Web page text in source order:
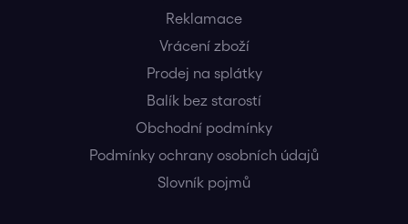
Reklamace
Vrácení zboží
Prodej na splátky
Balík bez starostí
Obchodní podmínky
Podmínky ochrany osobních údajů
Slovník pojmů